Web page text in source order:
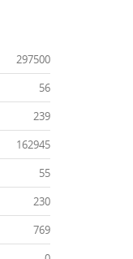
297500
56
239
162945
55
230
769